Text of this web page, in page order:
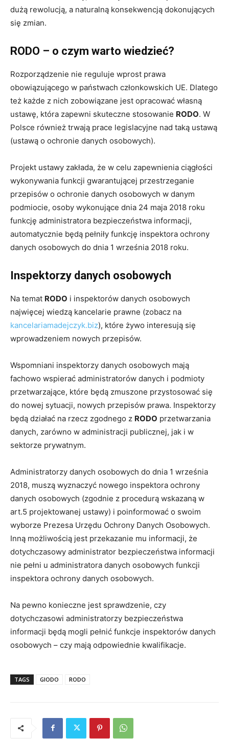
dużą rewolucją, a naturalną konsekwencją dokonujących
się zmian.
RODO – o czym warto wiedzieć?
Rozporządzenie nie reguluje wprost prawa
obowiązującego w państwach członkowskich UE. Dlatego
też każde z nich zobowiązane jest opracować własną
ustawę, która zapewni skuteczne stosowanie RODO. W
Polsce również trwają prace legislacyjne nad taką ustawą
(ustawą o ochronie danych osobowych).
Projekt ustawy zakłada, że w celu zapewnienia ciągłości
wykonywania funkcji gwarantującej przestrzeganie
przepisów o ochronie danych osobowych w danym
podmiocie, osoby wykonujące dnia 24 maja 2018 roku
funkcję administratora bezpieczeństwa informacji,
automatycznie będą pełniły funkcję inspektora ochrony
danych osobowych do dnia 1 września 2018 roku.
Inspektorzy danych osobowych
Na temat RODO i inspektorów danych osobowych
najwięcej wiedzą kancelarie prawne (zobacz na
kancelariamadejczyk.biz), które żywo interesują się
wprowadzeniem nowych przepisów.
Wspomniani inspektorzy danych osobowych mają
fachowo wspierać administratorów danych i podmioty
przetwarzające, które będą zmuszone przystosować się
do nowej sytuacji, nowych przepisów prawa. Inspektorzy
będą działać na rzecz zgodnego z RODO przetwarzania
danych, zarówno w administracji publicznej, jak i w
sektorze prywatnym.
Administratorzy danych osobowych do dnia 1 września
2018, muszą wyznaczyć nowego inspektora ochrony
danych osobowych (zgodnie z procedurą wskazaną w
art.5 projektowanej ustawy) i poinformować o swoim
wyborze Prezesa Urzędu Ochrony Danych Osobowych.
Inną możliwością jest przekazanie mu informacji, że
dotychczasowy administrator bezpieczeństwa informacji
nie pełni u administratora danych osobowych funkcji
inspektora ochrony danych osobowych.
Na pewno konieczne jest sprawdzenie, czy
dotychczasowi administratorzy bezpieczeństwa
informacji będą mogli pełnić funkcje inspektorów danych
osobowych – czy mają odpowiednie kwalifikacje.
TAGS GIODO RODO